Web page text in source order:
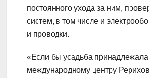
постоянного ухода за ним,
систем, в том числе и
и проводки.
«Если бы усадьба принадлежала
международному центру